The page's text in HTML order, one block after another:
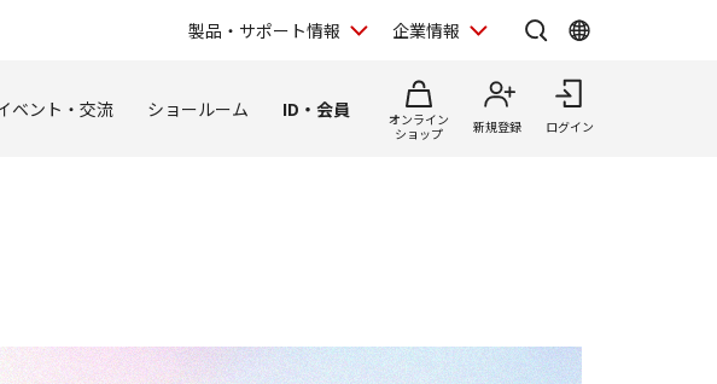
製品・サポート情報 企業情報
ベント・交流 ショールーム ID・会員
オンライン
ショップ
新規登録 ログイン